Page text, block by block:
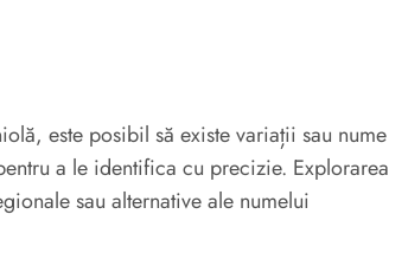
este posibil să existe variații sau nume
a le identifica cu precizie. Explorarea
sau alternative ale numelui